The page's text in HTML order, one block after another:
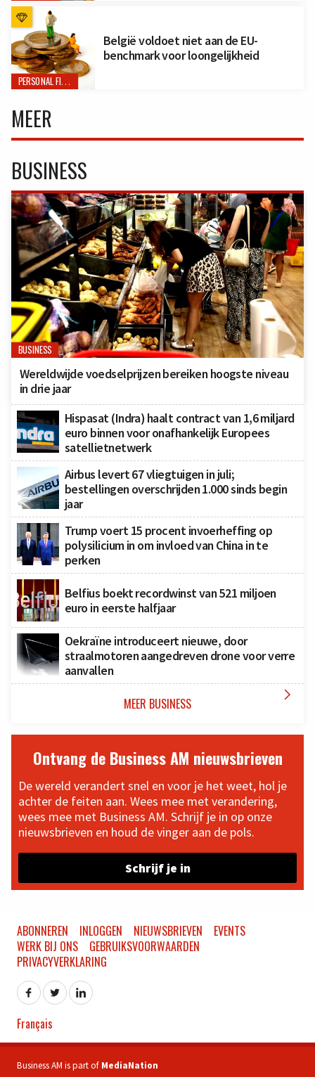
PERSONAL FINANCE
België voldoet niet aan de EU-
benchmark voor loongelijkheid
MEER
BUSINESS
BUSINESS
Wereldwijde voedselprijzen bereiken hoogste niveau
in drie jaar
Hispasat (Indra) haalt contract van 1,6 miljard
euro binnen voor onafhankelijk Europees
satellietnetwerk
Airbus levert 67 vliegtuigen in juli;
bestellingen overschrijden 1.000 sinds begin
jaar
Trump voert 15 procent invoerheffing op
polysilicium in om invloed van China in te
perken
Belfius boekt recordwinst van 521 miljoen
euro in eerste halfjaar
Oekraïne introduceert nieuwe, door
straalmotoren aangedreven drone voor verre
aanvallen
MEER BUSINESS 
Ontvang de Business AM nieuwsbrieven
De wereld verandert snel en voor je het weet, hol je
achter de feiten aan. Wees mee met verandering,
wees mee met Business AM. Schrijf je in op onze
nieuwsbrieven en houd de vinger aan de pols.
Schrijf je in
ABONNEREN INLOGGEN NIEUWSBRIEVEN
EVENTS
WERK BIJ ONS
GEBRUIKSVOORWAARDEN
PRIVACYVERKLARING
Français
Business AM is part of MediaNation